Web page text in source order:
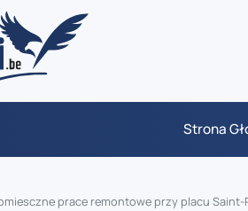
Strona
prace remontowe przy placu Saint-